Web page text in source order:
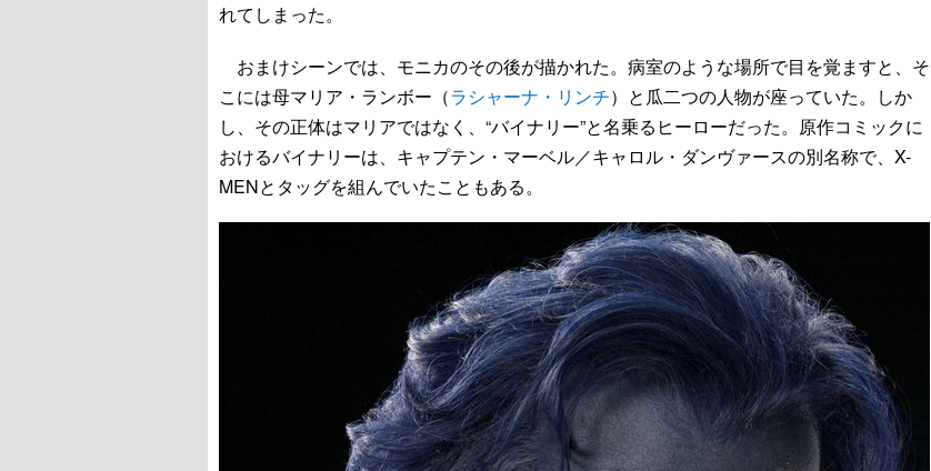
れてしまった。
おまけシーンでは、モニカのその後が描かれた。病室のような場所で目を覚ますと、そ
こには母マリア・ランボー（ラシャーナ・リンチ）と瓜二つの人物が座っていた。しか
し、その正体はマリアではなく、“バイナリー”と名乗るヒーローだった。原作コミックに
おけるバイナリーは、キャプテン・マーベル／キャロル・ダンヴァースの別名称で、X-
MENとタッグを組んでいたこともある。